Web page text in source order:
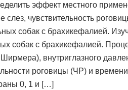
эффект местного
слез, чувствительность
собак с брахикефалией.
собак с брахикефалией.
внутриглазного
роговицы (ЧР) и
0, 1 и […]